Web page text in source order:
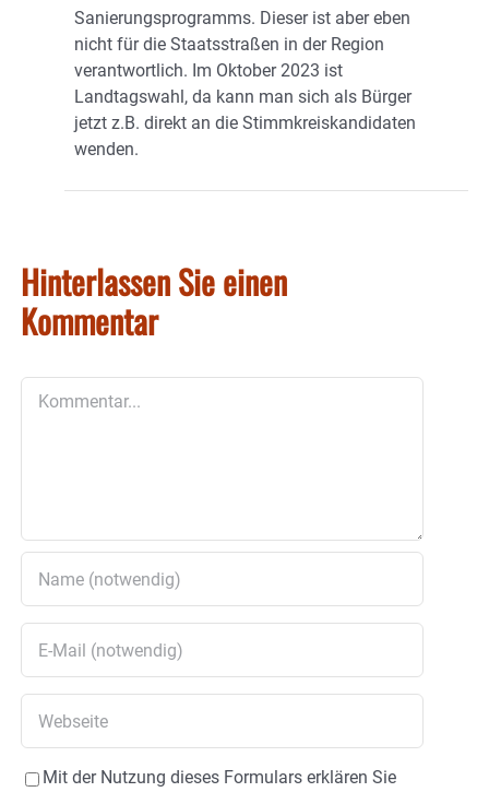
Sanierungsprogramms. Dieser ist aber eben
nicht für die Staatsstraßen in der Region
verantwortlich. Im Oktober 2023 ist
Landtagswahl, da kann man sich als Bürger
jetzt z.B. direkt an die Stimmkreiskandidaten
wenden.
Hinterlassen Sie einen
Kommentar
Mit der Nutzung dieses Formulars erklären Sie